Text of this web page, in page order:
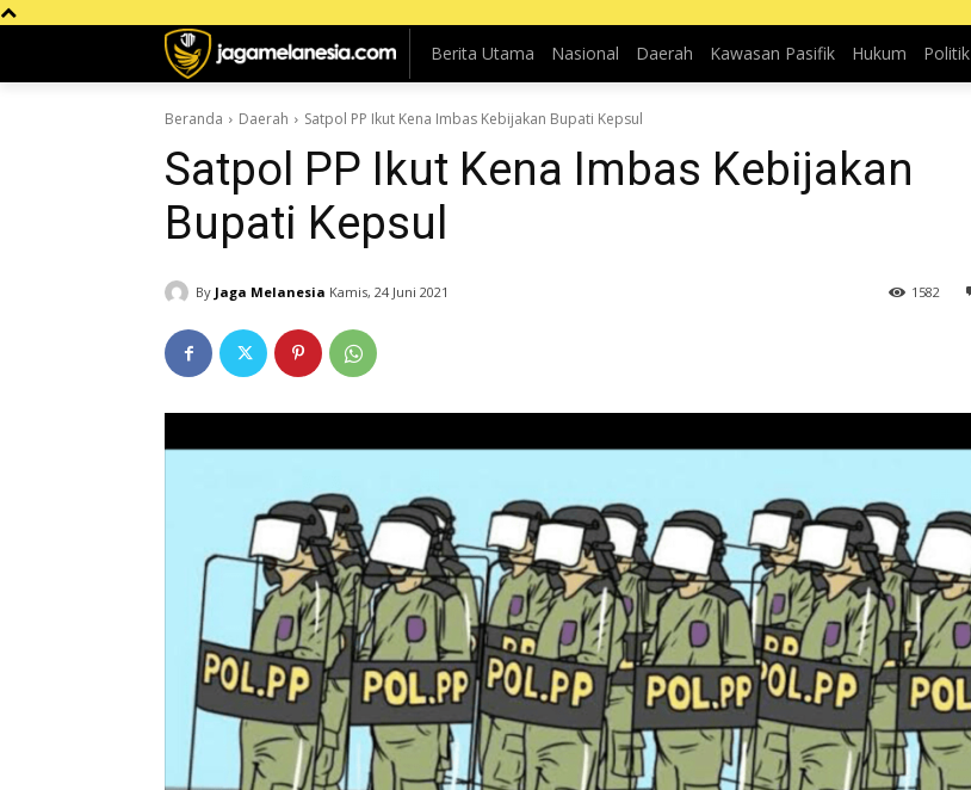
Berita Utama Nasional Daerah Kawasan Pasifik Hukum Politik
Beranda Daerah Satpol PP Ikut Kena Imbas Kebijakan Bupati Kepsul
Satpol PP Ikut Kena Imbas Kebijakan
Bupati Kepsul
By Jaga Melanesia Kamis, 24 Juni 2021 1582